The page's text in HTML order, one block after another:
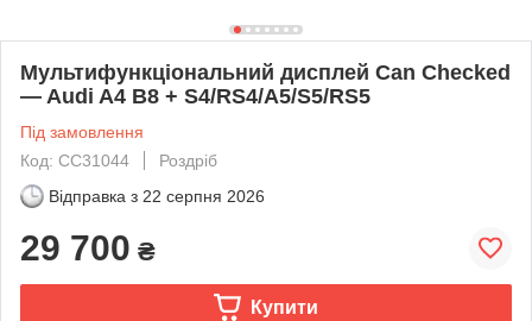
Мультифункціональний дисплей Can Checked
— Audi A4 B8 + S4/RS4/A5/S5/RS5
Під замовлення
Код: CC31044
Роздріб
Відправка з 22 серпня 2026
29 700 ₴
Купити